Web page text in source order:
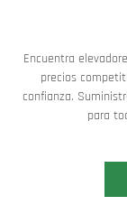
Encuentra
precios
confianza.
para